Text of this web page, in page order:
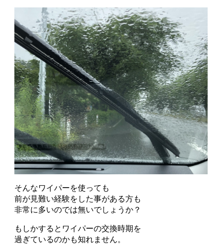
そんなワイパーを使っても
前が見難い経験をした事がある方も
非常に多いのでは無いでしょうか？
もしかするとワイパーの交換時期を
過ぎているのかも知れません。